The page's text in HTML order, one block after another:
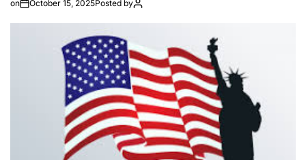
on October 15, 2025Posted by